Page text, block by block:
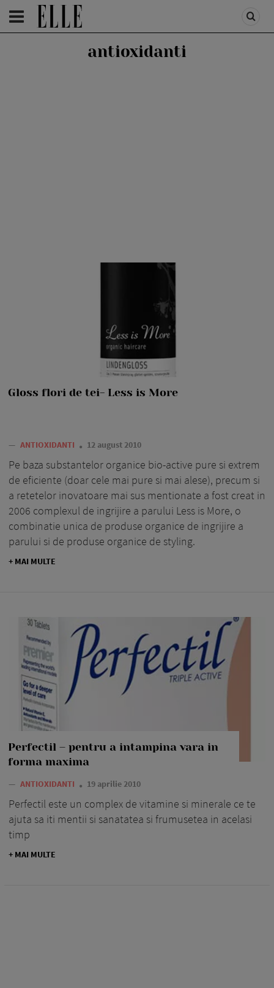
HOMEPAGE /BEAUTY
antioxidanti
Gloss flori de tei- Less is More
— ANTIOXIDANTI 12 august 2010
Pe baza substantelor organice bio-active pure si extrem
de eficiente (doar cele mai pure si mai alese), precum si
a retetelor inovatoare mai sus mentionate a fost creat in
2006 complexul de ingrijire a parului Less is More, o
combinatie unica de produse organice de ingrijire a
parului si de produse organice de styling.
+ MAI MULTE
Perfectil – pentru a intampina vara in
forma maxima
— ANTIOXIDANTI 19 aprilie 2010
Perfectil este un complex de vitamine si minerale ce te
ajuta sa iti mentii si sanatatea si frumusetea in acelasi
timp
+ MAI MULTE